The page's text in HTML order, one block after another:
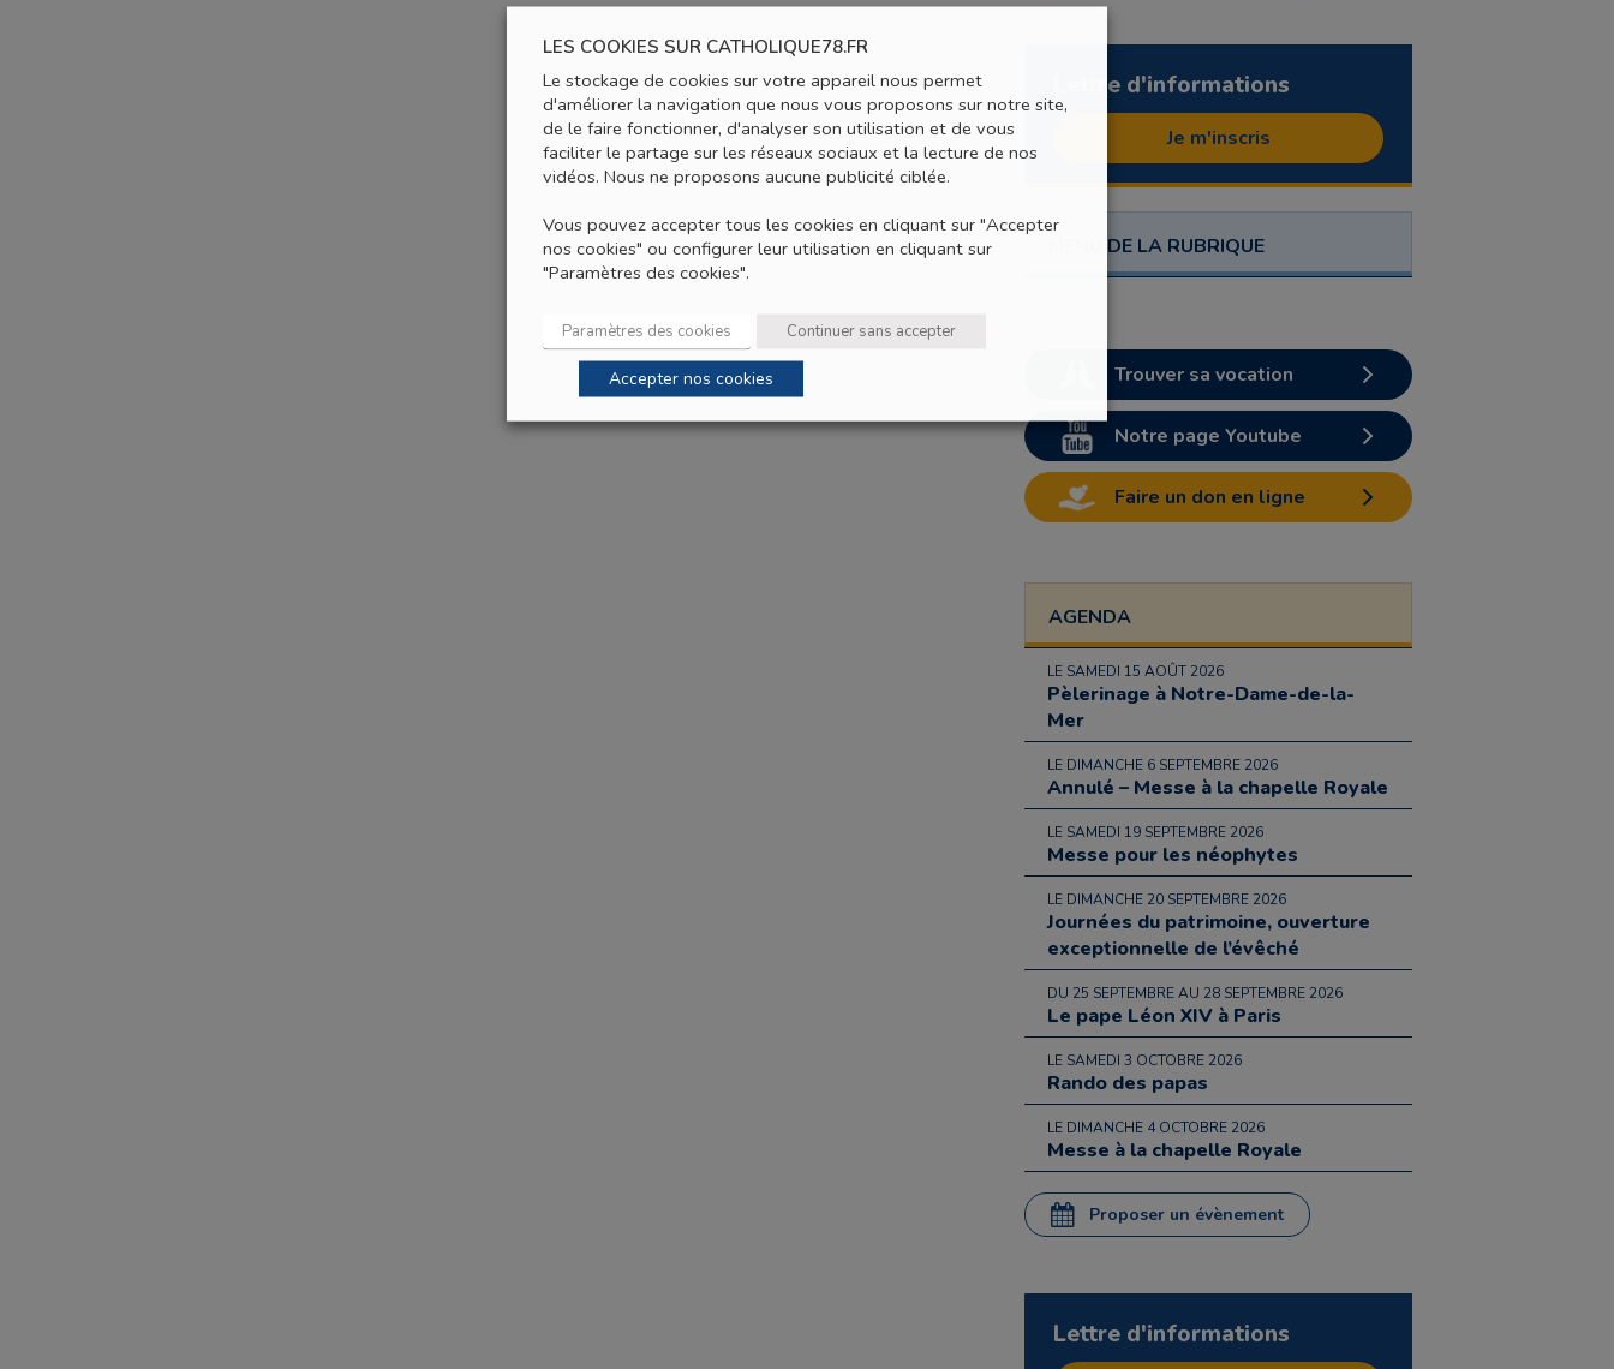
Lettre d'informations
Je m'inscris
MENU DE LA RUBRIQUE
Trouver sa vocation
Notre page Youtube
Faire un don en ligne
AGENDA
LE SAMEDI 15 AOÛT 2026
Pèlerinage à Notre-Dame-de-la-
Mer
LE DIMANCHE 6 SEPTEMBRE 2026
Annulé – Messe à la chapelle Royale
LE SAMEDI 19 SEPTEMBRE 2026
Messe pour les néophytes
LE DIMANCHE 20 SEPTEMBRE 2026
Journées du patrimoine, ouverture
exceptionnelle de l’évêché
DU 25 SEPTEMBRE AU 28 SEPTEMBRE 2026
Le pape Léon XIV à Paris
LE SAMEDI 3 OCTOBRE 2026
Rando des papas
LE DIMANCHE 4 OCTOBRE 2026
Messe à la chapelle Royale
Proposer un évènement
Lettre d'informations
LES COOKIES SUR CATHOLIQUE78.FR
Le stockage de cookies sur votre appareil nous permet
d'améliorer la navigation que nous vous proposons sur notre site,
de le faire fonctionner, d'analyser son utilisation et de vous
faciliter le partage sur les réseaux sociaux et la lecture de nos
vidéos. Nous ne proposons aucune publicité ciblée.
Vous pouvez accepter tous les cookies en cliquant sur "Accepter
nos cookies" ou configurer leur utilisation en cliquant sur
"Paramètres des cookies".
Paramètres des cookies Continuer sans accepter
Accepter nos cookies